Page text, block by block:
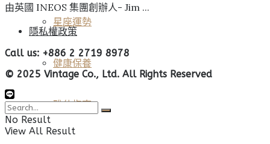
星座運勢
健康保養
雅仕指南
由英國 INEOS 集團創辦人- Jim ...
隱私權政策
Call us: +886 2 2719 8978
© 2025 Vintage Co., Ltd. All Rights Reserved
No Result
View All Result